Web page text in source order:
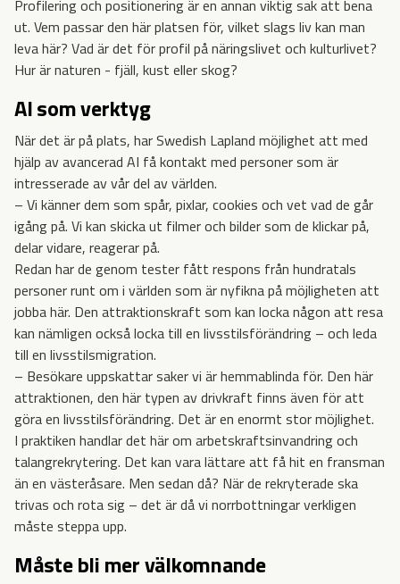
Profilering och positionering är en annan viktig sak att bena
ut. Vem passar den här platsen för, vilket slags liv kan man
leva här? Vad är det för profil på näringslivet och kulturlivet?
Hur är naturen - fjäll, kust eller skog?
AI som verktyg
När det är på plats, har Swedish Lapland möjlighet att med
hjälp av avancerad AI få kontakt med personer som är
intresserade av vår del av världen.
– Vi känner dem som spår, pixlar, cookies och vet vad de går
igång på. Vi kan skicka ut filmer och bilder som de klickar på,
delar vidare, reagerar på.
Redan har de genom tester fått respons från hundratals
personer runt om i världen som är nyfikna på möjligheten att
jobba här. Den attraktionskraft som kan locka någon att resa
kan nämligen också locka till en livsstilsförändring – och leda
till en livsstilsmigration.
– Besökare uppskattar saker vi är hemmablinda för. Den här
attraktionen, den här typen av drivkraft finns även för att
göra en livsstilsförändring. Det är en enormt stor möjlighet.
I praktiken handlar det här om arbetskraftsinvandring och
talangrekrytering. Det kan vara lättare att få hit en fransman
än en västeråsare. Men sedan då? När de rekryterade ska
trivas och rota sig – det är då vi norrbottningar verkligen
måste steppa upp.
Måste bli mer välkomnande